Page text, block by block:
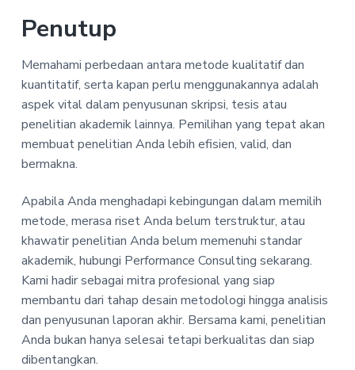
Penutup
Memahami perbedaan antara metode kualitatif dan
kuantitatif, serta kapan perlu menggunakannya adalah
aspek vital dalam penyusunan skripsi, tesis atau
penelitian akademik lainnya. Pemilihan yang tepat akan
membuat penelitian Anda lebih efisien, valid, dan
bermakna.
Apabila Anda menghadapi kebingungan dalam memilih
metode, merasa riset Anda belum terstruktur, atau
khawatir penelitian Anda belum memenuhi standar
akademik, hubungi Performance Consulting sekarang.
Kami hadir sebagai mitra profesional yang siap
membantu dari tahap desain metodologi hingga analisis
dan penyusunan laporan akhir. Bersama kami, penelitian
Anda bukan hanya selesai tetapi berkualitas dan siap
dibentangkan.